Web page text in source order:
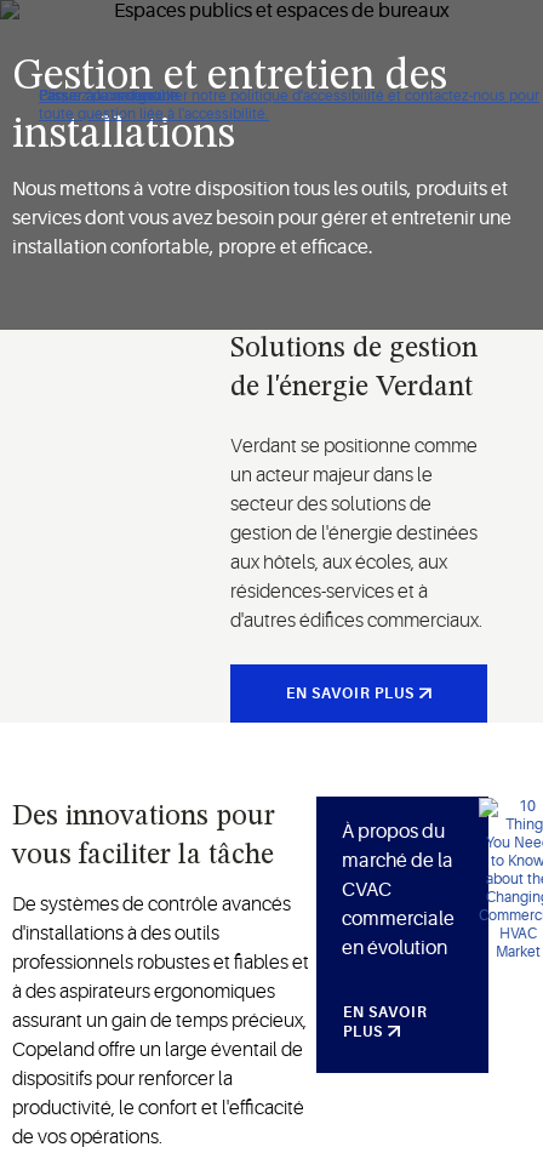
Cliquez pour consulter notre politique d'accessibilité et contactez-nous pour
toute question liée à l'accessibilité.
Passer à la navigation
Passer au contenu
Passer à la recherche
Gestion et entretien des
installations
Nous mettons à votre disposition tous les outils, produits et
services dont vous avez besoin pour gérer et entretenir une
installation confortable, propre et efficace.
Solutions de gestion
de l'énergie Verdant
Verdant se positionne comme
un acteur majeur dans le
secteur des solutions de
gestion de l'énergie destinées
aux hôtels, aux écoles, aux
résidences-services et à
d'autres édifices commerciaux.
EN SAVOIR PLUS
Des innovations pour
vous faciliter la tâche
De systèmes de contrôle avancés
d'installations à des outils
professionnels robustes et fiables et
à des aspirateurs ergonomiques
assurant un gain de temps précieux,
Copeland offre un large éventail de
dispositifs pour renforcer la
productivité, le confort et l'efficacité
de vos opérations.
À propos du
marché de la
CVAC
commerciale
en évolution
EN SAVOIR
PLUS